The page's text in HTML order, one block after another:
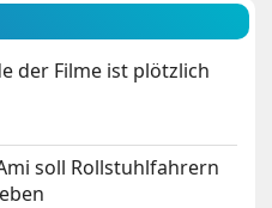
der Filme ist plötzlich
soll Rollstuhlfahrern